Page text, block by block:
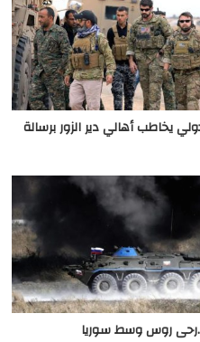
يخاطب أهالي دير الزور برسالة
روس وسط سوريا